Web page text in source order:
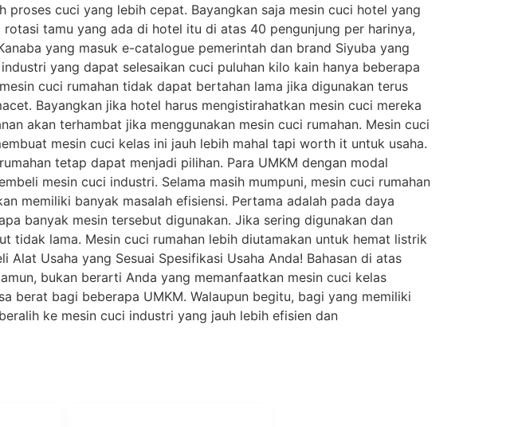
proses cuci yang lebih cepat. Bayangkan saja mesin cuci hotel yang
tamu yang ada di hotel itu di atas 40 pengunjung per harinya,
yang masuk e-catalogue pemerintah dan brand Siyuba yang
yang dapat selesaikan cuci puluhan kilo kain hanya beberapa
cuci rumahan tidak dapat bertahan lama jika digunakan terus
Bayangkan jika hotel harus mengistirahatkan mesin cuci mereka
akan terhambat jika menggunakan mesin cuci rumahan. Mesin cuci
mesin cuci kelas ini jauh lebih mahal tapi worth it untuk usaha.
tetap dapat menjadi pilihan. Para UMKM dengan modal
mesin cuci industri. Selama masih mumpuni, mesin cuci rumahan
memiliki banyak masalah efisiensi. Pertama adalah pada daya
banyak mesin tersebut digunakan. Jika sering digunakan dan
tidak lama. Mesin cuci rumahan lebih diutamakan untuk hemat listrik
Usaha yang Sesuai Spesifikasi Usaha Anda! Bahasan di atas
bukan berarti Anda yang memanfaatkan mesin cuci kelas
berat bagi beberapa UMKM. Walaupun begitu, bagi yang memiliki
ke mesin cuci industri yang jauh lebih efisien dan